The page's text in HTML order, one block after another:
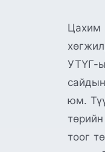
Цахим
УТҮГ-
юм.
тоог